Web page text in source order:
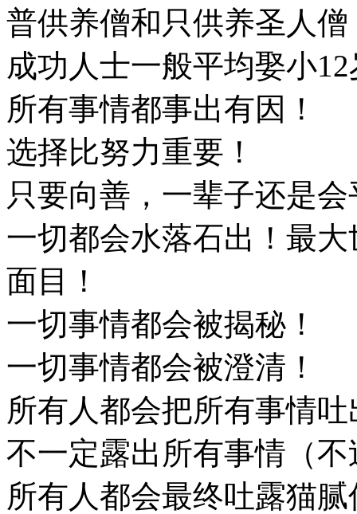
普供养僧和只供养圣人
成功人士一般平均娶小
所有事情都事出有因！
选择比努力重要！
只要向善，一辈子还是
一切都会水落石出！最
面目！
一切事情都会被揭秘！
一切事情都会被澄清！
所有人都会把所有事情
不一定露出所有事情（
所有人都会最终吐露猫